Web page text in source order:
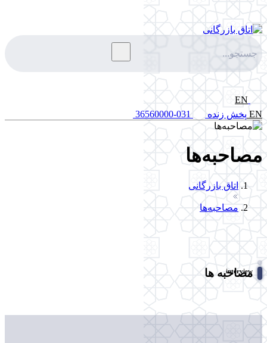
EN
EN پخش زنده 031-36560000
مصاحبه‌ها
اتاق بازرگانی
مصاحبه‌ها
interview
مصاحبه ها